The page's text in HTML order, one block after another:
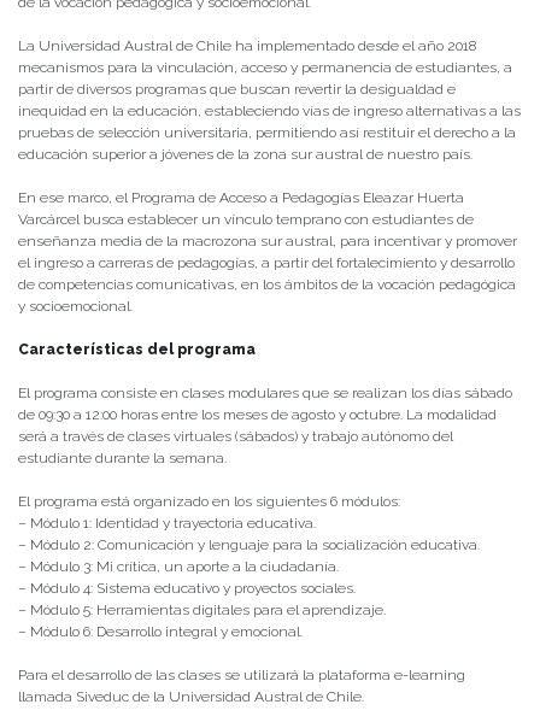
La Universidad Austral de Chile ha implementado desde el año 2018
mecanismos para la vinculación, acceso y permanencia de estudiantes, a
partir de diversos programas que buscan revertir la desigualdad e
inequidad en la educación, estableciendo vías de ingreso alternativas a las
pruebas de selección universitaria, permitiendo así restituir el derecho a la
educación superior a jóvenes de la zona sur austral de nuestro país.
En ese marco, el Programa de Acceso a Pedagogías Eleazar Huerta
Varcárcel busca establecer un vínculo temprano con estudiantes de
enseñanza media de la macrozona sur austral, para incentivar y promover
el ingreso a carreras de pedagogías, a partir del fortalecimiento y desarrollo
de competencias comunicativas, en los ámbitos de la vocación pedagógica
y socioemocional.
Características del programa
El programa consiste en clases modulares que se realizan los días sábado
de 09:30 a 12:00 horas entre los meses de agosto y octubre. La modalidad
será a través de clases virtuales (sábados) y trabajo autónomo del
estudiante durante la semana.
El programa está organizado en los siguientes 6 módulos:
– Módulo 1: Identidad y trayectoria educativa.
– Módulo 2: Comunicación y lenguaje para la socialización educativa.
– Módulo 3: Mi crítica, un aporte a la ciudadanía.
– Módulo 4: Sistema educativo y proyectos sociales.
– Módulo 5: Herramientas digitales para el aprendizaje.
– Módulo 6: Desarrollo integral y emocional.
Para el desarrollo de las clases se utilizará la plataforma e-learning
llamada Siveduc de la Universidad Austral de Chile.